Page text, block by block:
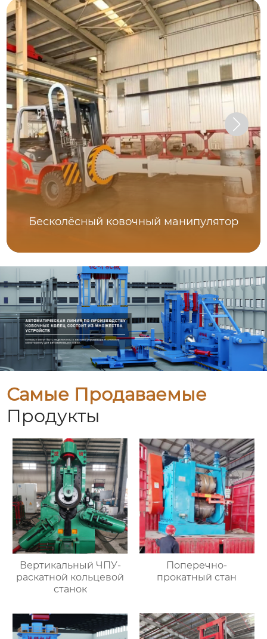
Бесколёсный ковочный манипулятор
Самые Продаваемые
Продукты
Вертикальный ЧПУ-
раскатной кольцевой
станок
Поперечно-
прокатный стан